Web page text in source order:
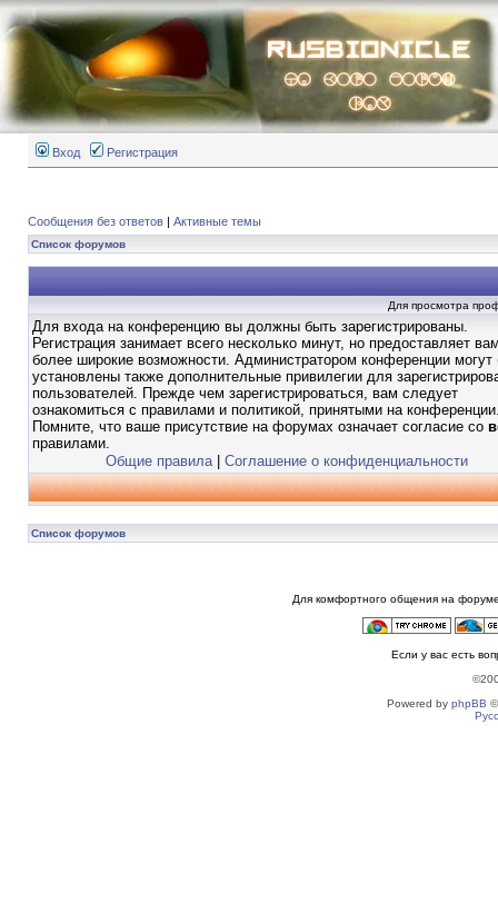
Вход Регистрация
Сообщения без ответов | Активные темы
Список форумов
Для просмотра
Для входа на конференцию вы должны быть зарегистрированы.
Регистрация занимает всего несколько минут, но предоставляет
более широкие возможности. Администратором конференции могут
установлены также дополнительные привилегии для
пользователей. Прежде чем зарегистрироваться, вам следует
ознакомиться с правилами и политикой, принятыми на
Помните, что ваше присутствие на форумах означает согласие со
правилами.
Общие правила| Соглашение о конфиденциальности
Список форумов
Для комфортного общения на
Если у вас есть
Powered by phpBB